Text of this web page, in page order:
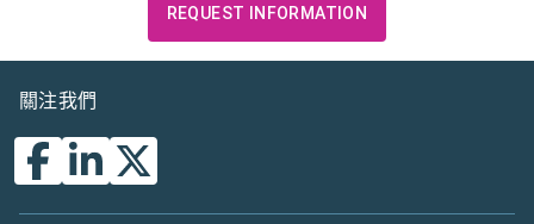
REQUEST INFORMATION
關注我們